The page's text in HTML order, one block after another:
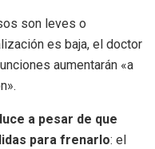
son leves o
es baja, el doctor
aumentarán «a
a pesar de que
para frenarlo: el